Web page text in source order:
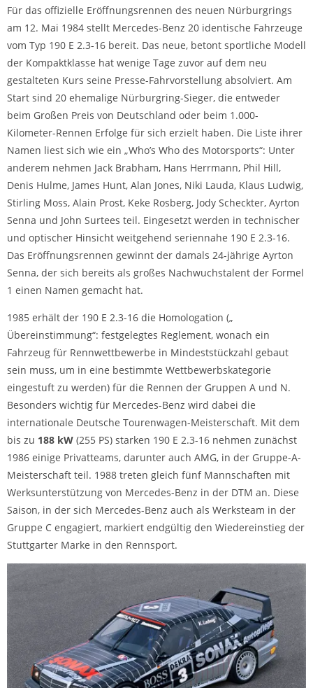
Für das offizielle Eröffnungsrennen des neuen Nürburgrings
am 12. Mai 1984 stellt Mercedes-Benz 20 identische Fahrzeuge
vom Typ 190 E 2.3-16 bereit. Das neue, betont sportliche Modell
der Kompaktklasse hat wenige Tage zuvor auf dem neu
gestalteten Kurs seine Presse-Fahrvorstellung absolviert. Am
Start sind 20 ehemalige Nürburgring-Sieger, die entweder
beim Großen Preis von Deutschland oder beim 1.000-
Kilometer-Rennen Erfolge für sich erzielt haben. Die Liste ihrer
Namen liest sich wie ein „Who’s Who des Motorsports“: Unter
anderem nehmen Jack Brabham, Hans Herrmann, Phil Hill,
Denis Hulme, James Hunt, Alan Jones, Niki Lauda, Klaus Ludwig,
Stirling Moss, Alain Prost, Keke Rosberg, Jody Scheckter, Ayrton
Senna und John Surtees teil. Eingesetzt werden in technischer
und optischer Hinsicht weitgehend seriennahe 190 E 2.3-16.
Das Eröffnungsrennen gewinnt der damals 24-jährige Ayrton
Senna, der sich bereits als großes Nachwuchstalent der Formel
1 einen Namen gemacht hat.
1985 erhält der 190 E 2.3-16 die Homologation („
Übereinstimmung“: festgelegtes Reglement, wonach ein
Fahrzeug für Rennwettbewerbe in Mindeststückzahl gebaut
sein muss, um in eine bestimmte Wettbewerbskategorie
eingestuft zu werden) für die Rennen der Gruppen A und N.
Besonders wichtig für Mercedes-Benz wird dabei die
internationale Deutsche Tourenwagen-Meisterschaft. Mit dem
bis zu 188 kW (255 PS) starken 190 E 2.3-16 nehmen zunächst
1986 einige Privatteams, darunter auch AMG, in der Gruppe-A-
Meisterschaft teil. 1988 treten gleich fünf Mannschaften mit
Werksunterstützung von Mercedes-Benz in der DTM an. Diese
Saison, in der sich Mercedes-Benz auch als Werksteam in der
Gruppe C engagiert, markiert endgültig den Wiedereinstieg der
Stuttgarter Marke in den Rennsport.